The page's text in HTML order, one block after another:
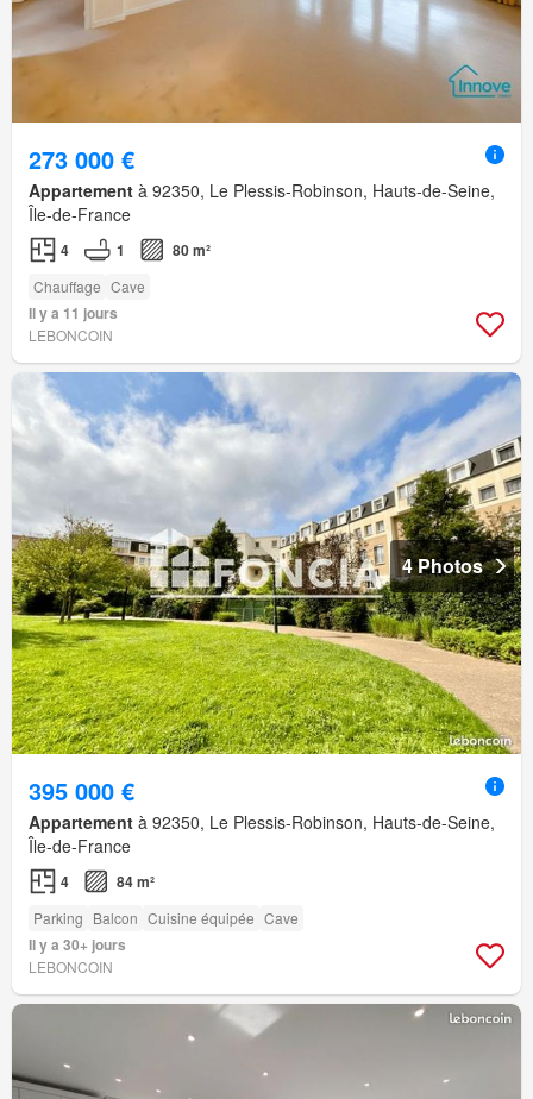
273 000 €
Appartement à 92350, Le Plessis-Robinson, Hauts-de-Seine,
Île-de-France
4 1 80 m²
Chauffage Cave
Il y a 11 jours
LEBONCOIN
4 Photos
395 000 €
Appartement à 92350, Le Plessis-Robinson, Hauts-de-Seine,
Île-de-France
4 84 m²
Parking Balcon Cuisine équipée Cave
Il y a 30+ jours
LEBONCOIN